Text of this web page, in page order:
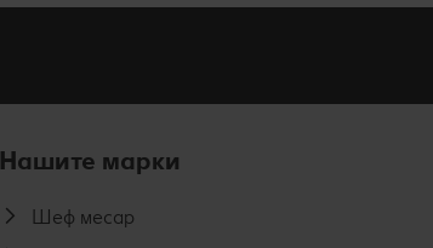
Нашите марки
Шеф месар